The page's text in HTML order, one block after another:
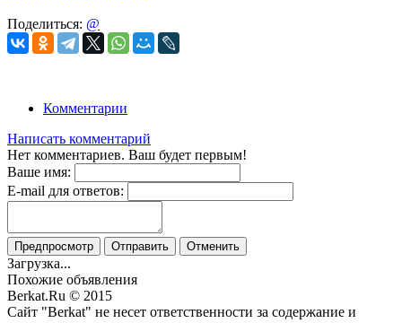
Поделиться: @
Комментарии
Написать комментарий
Нет комментариев. Ваш будет первым!
Ваше имя:
E-mail для ответов:
Предпросмотр Отправить Отменить
Загрузка...
Похожие объявления
Berkat.Ru © 2015
Сайт "Berkat" не несет ответственности за содержание и